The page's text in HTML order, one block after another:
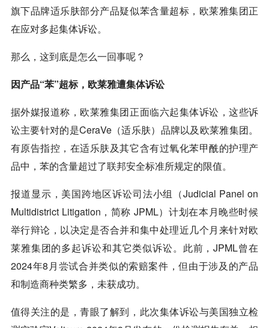
旗下品牌适乐肤部分产品疑似苯含量超标，欧莱雅集团正
在应对多起集体诉讼。
那么，这到底是怎么一回事呢？
因产品“苯”超标，欧莱雅遭集体诉讼
据外媒报道称，欧莱雅集团正面临六起集体诉讼，这些诉
讼主要针对的是CeraVe（适乐肤）品牌以及欧莱雅集团。
有原告指控，在适乐肤及其它含有过氧化苯甲酰的护理产
品中，苯的含量超过了联邦安全标准所规定的限值。
报道显示，美国跨地区诉讼司法小组（Judicial Panel on
Multidistrict Litigation，简称 JPML）计划在本月晚些时候
举行辩论，以决定是否合并和集中处理近几个月来针对欧
莱雅集团的多起诉讼和其它类似诉讼。此前，JPML曾在
2024年8月尝试合并类似的索赔案件，但由于涉及的产品
和制造商种类繁多，未获成功。
值得关注的是，青眼了解到，此次集体诉讼与美国独立检